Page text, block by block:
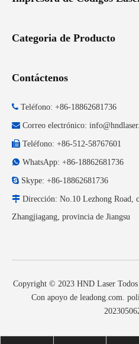
Categoria de Producto
Contáctenos
 Teléfono: +86-18862681736
 Correo electrónico:
 Teléfono: +86-512-58767601
 WhatsApp: +86-18862681736
 Skype: +86-18862681736
 Dirección: No.10 Lezhong Road,
Zhangjiagang, provincia de Jiangsu
Copyright © 2023 HND Laser Todos
Con apoyo de leadong.com.